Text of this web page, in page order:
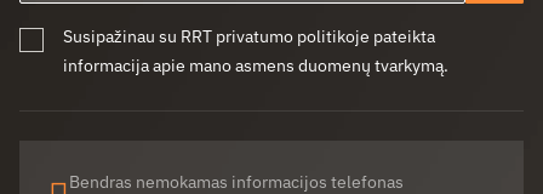
Susipažinau su RRT privatumo politikoje pateikta
informacija apie mano asmens duomenų tvarkymą.
Bendras nemokamas informacijos telefonas